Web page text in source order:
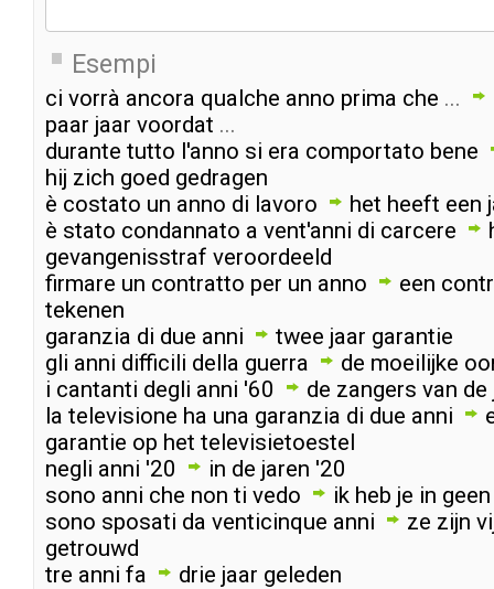
Esempi
ci vorrà ancora qualche anno prima che ...
paar jaar voordat ...
durante tutto l'anno si era comportato bene
hij zich goed gedragen
è costato un anno di lavoro het heeft een
è stato condannato a vent'anni di carcere
gevangenisstraf veroordeeld
firmare un contratto per un anno een
tekenen
garanzia di due anni twee jaar garantie
gli anni difficili della guerra de moeilijke
i cantanti degli anni '60 de zangers van de
la televisione ha una garanzia di due anni
garantie op het televisietoestel
negli anni '20 in de jaren '20
sono anni che non ti vedo ik heb je in geen
sono sposati da venticinque anni ze zijn
getrouwd
tre anni fa drie jaar geleden